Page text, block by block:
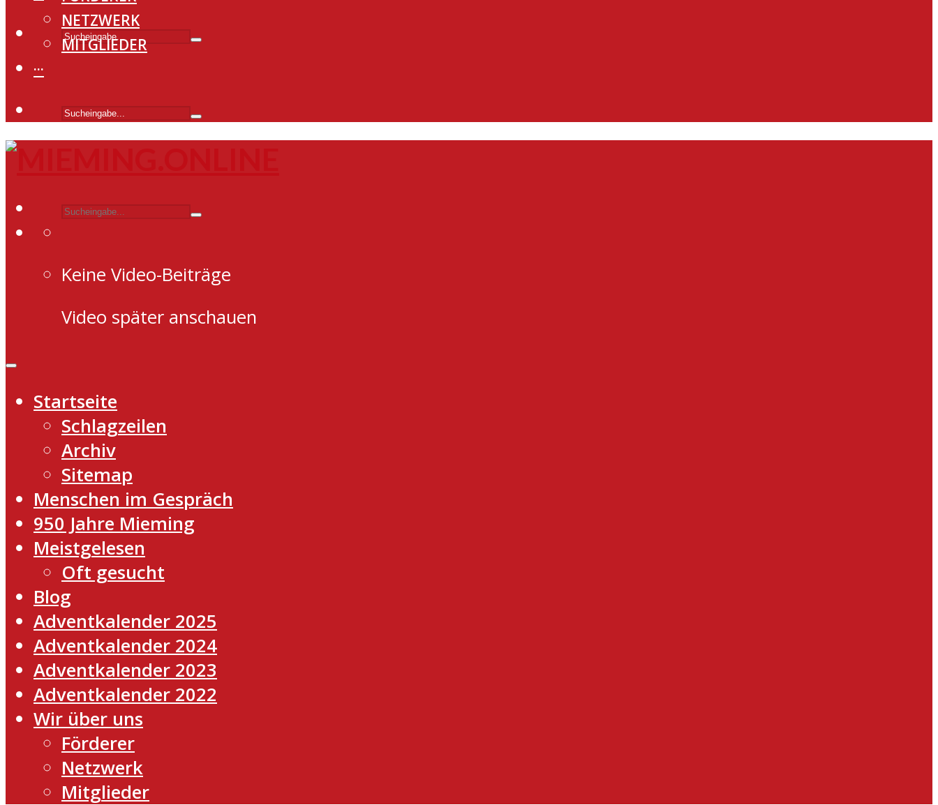
NETZWERK
MITGLIEDER
···
Keine Video-Beiträge
Video später anschauen
Startseite
Schlagzeilen
Archiv
Sitemap
Menschen im Gespräch
950 Jahre Mieming
Meistgelesen
Oft gesucht
Blog
Adventkalender 2025
Adventkalender 2024
Adventkalender 2023
Adventkalender 2022
Wir über uns
Förderer
Netzwerk
Mitglieder